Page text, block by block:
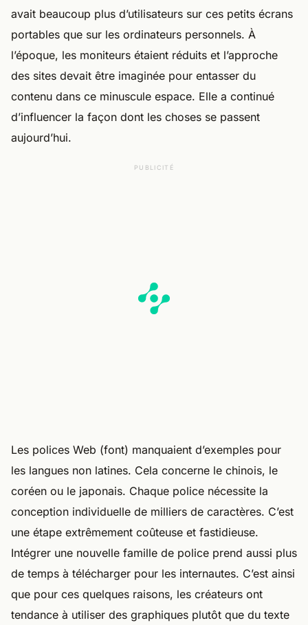
avait beaucoup plus d’utilisateurs sur ces petits écrans
portables que sur les ordinateurs personnels. À
l’époque, les moniteurs étaient réduits et l’approche
des sites devait être imaginée pour entasser du
contenu dans ce minuscule espace. Elle a continué
d’influencer la façon dont les choses se passent
aujourd’hui.
PUBLICITÉ
Les polices Web (font) manquaient d’exemples pour
les langues non latines. Cela concerne le chinois, le
coréen ou le japonais. Chaque police nécessite la
conception individuelle de milliers de caractères. C’est
une étape extrêmement coûteuse et fastidieuse.
Intégrer une nouvelle famille de police prend aussi plus
de temps à télécharger pour les internautes. C’est ainsi
que pour ces quelques raisons, les créateurs ont
tendance à utiliser des graphiques plutôt que du texte